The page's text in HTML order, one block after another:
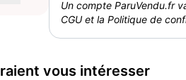
Un compte ParuVendu.fr
CGU et la Politique de
vous intéresser